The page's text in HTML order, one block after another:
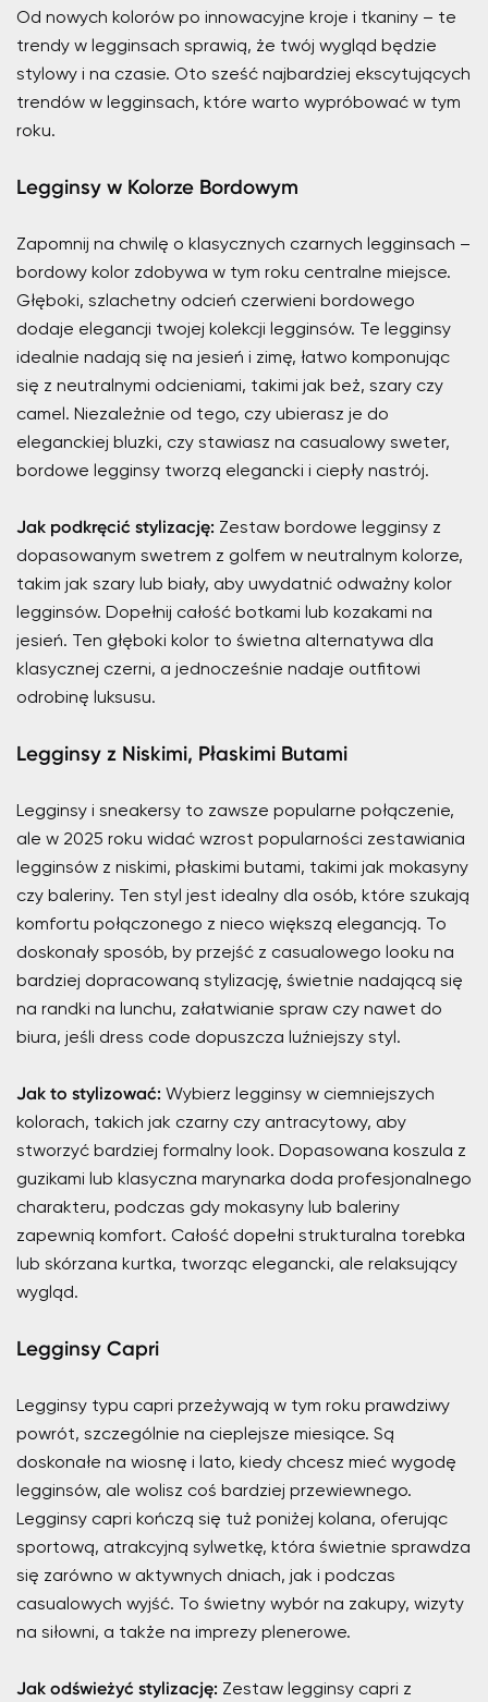
Od nowych kolorów po innowacyjne kroje i tkaniny – te
trendy w legginsach sprawią, że twój wygląd będzie
stylowy i na czasie. Oto sześć najbardziej ekscytujących
trendów w legginsach, które warto wypróbować w tym
roku.
Legginsy w Kolorze Bordowym
Zapomnij na chwilę o klasycznych czarnych legginsach –
bordowy kolor zdobywa w tym roku centralne miejsce.
Głęboki, szlachetny odcień czerwieni bordowego
dodaje elegancji twojej kolekcji legginsów. Te legginsy
idealnie nadają się na jesień i zimę, łatwo komponując
się z neutralnymi odcieniami, takimi jak beż, szary czy
camel. Niezależnie od tego, czy ubierasz je do
eleganckiej bluzki, czy stawiasz na casualowy sweter,
bordowe legginsy tworzą elegancki i ciepły nastrój.
Jak podkręcić stylizację: Zestaw bordowe legginsy z
dopasowanym swetrem z golfem w neutralnym kolorze,
takim jak szary lub biały, aby uwydatnić odważny kolor
legginsów. Dopełnij całość botkami lub kozakami na
jesień. Ten głęboki kolor to świetna alternatywa dla
klasycznej czerni, a jednocześnie nadaje outfitowi
odrobinę luksusu.
Legginsy z Niskimi, Płaskimi Butami
Legginsy i sneakersy to zawsze popularne połączenie,
ale w 2025 roku widać wzrost popularności zestawiania
legginsów z niskimi, płaskimi butami, takimi jak mokasyny
czy baleriny. Ten styl jest idealny dla osób, które szukają
komfortu połączonego z nieco większą elegancją. To
doskonały sposób, by przejść z casualowego looku na
bardziej dopracowaną stylizację, świetnie nadającą się
na randki na lunchu, załatwianie spraw czy nawet do
biura, jeśli dress code dopuszcza luźniejszy styl.
Jak to stylizować: Wybierz legginsy w ciemniejszych
kolorach, takich jak czarny czy antracytowy, aby
stworzyć bardziej formalny look. Dopasowana koszula z
guzikami lub klasyczna marynarka doda profesjonalnego
charakteru, podczas gdy mokasyny lub baleriny
zapewnią komfort. Całość dopełni strukturalna torebka
lub skórzana kurtka, tworząc elegancki, ale relaksujący
wygląd.
Legginsy Capri
Legginsy typu capri przeżywają w tym roku prawdziwy
powrót, szczególnie na cieplejsze miesiące. Są
doskonałe na wiosnę i lato, kiedy chcesz mieć wygodę
legginsów, ale wolisz coś bardziej przewiewnego.
Legginsy capri kończą się tuż poniżej kolana, oferując
sportową, atrakcyjną sylwetkę, która świetnie sprawdza
się zarówno w aktywnych dniach, jak i podczas
casualowych wyjść. To świetny wybór na zakupy, wizyty
na siłowni, a także na imprezy plenerowe.
Jak odświeżyć stylizację: Zestaw legginsy capri z